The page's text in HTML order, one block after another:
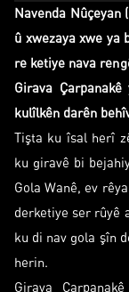
Navenda
û xwezaya xwe
re ketiye nava
Girava
kulîlkên darên
Tişta ku îsal herî
ku giravê bi
Gola Wanê, ev
derketiye ser rûyê
ku di nav gola şîn
herin.